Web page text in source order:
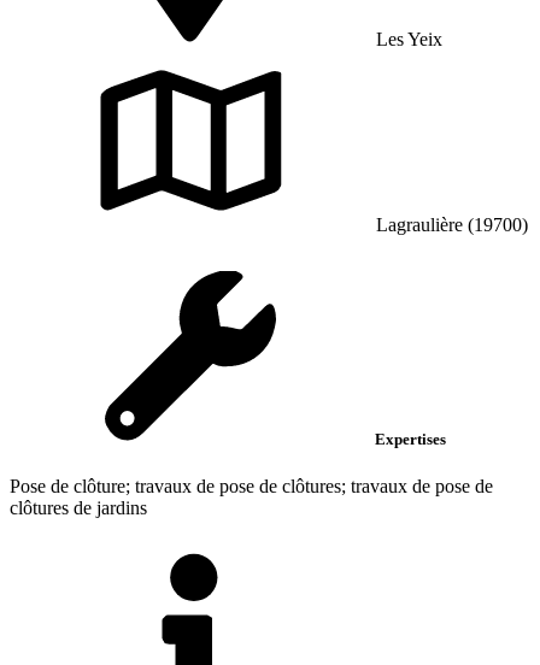
Les Yeix
Lagraulière (19700)
Expertises
Pose de clôture; travaux de pose de clôtures; travaux de pose de
clôtures de jardins